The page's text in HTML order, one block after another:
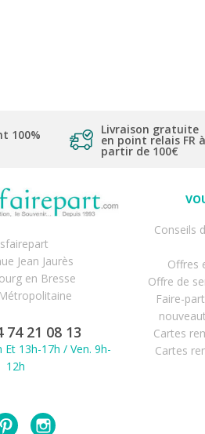
100% Livraison gratuite
en point relais FR à
partir de 100€
Jean Jaurès
en Bresse
74 21 08 13
Et 13h-17h / Ven. 9h-
12h
Conseils
Offres
Offre de
Faire-
Cartes
Cartes